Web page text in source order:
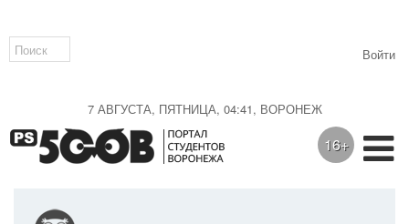
7 АВГУСТА, ПЯТНИЦА, 04:41, ВОРОНЕЖ
Войти
16+